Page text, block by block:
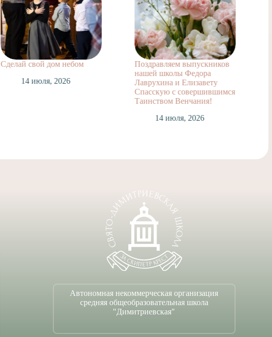
Сделай свой дом небом
14 июля, 2026
Поздравляем выпускников
нашей школы Федора
Лаврухина и Елизавету
Спасскую с совершившимся
Таинством Венчания!
14 июля, 2026
Автономная некоммерческая организация
средняя общеобразовательная школа
"Димитриевская"